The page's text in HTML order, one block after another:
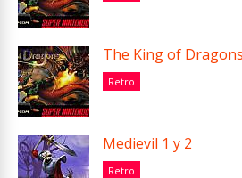
The King of Dragons
Retro
Medievil 1 y 2
Retro